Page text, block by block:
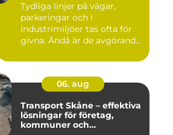
Tydliga linjer på vägar,
parkeringar och i
industrimiljöer tas ofta för
givna. Ändå är de avgörande
06. aug
Transport Skåne – effektiva
lösningar för företag,
kommuner och